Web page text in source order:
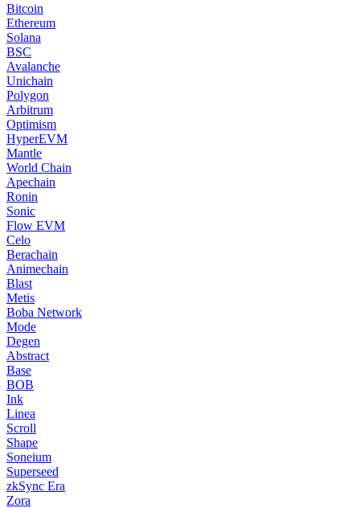
Bitcoin
Ethereum
Solana
BSC
Avalanche
Unichain
Polygon
Arbitrum
Optimism
HyperEVM
Mantle
World Chain
Apechain
Ronin
Sonic
Flow EVM
Celo
Berachain
Animechain
Blast
Metis
Boba Network
Mode
Degen
Abstract
Base
BOB
Ink
Linea
Scroll
Shape
Soneium
Superseed
zkSync Era
Zora